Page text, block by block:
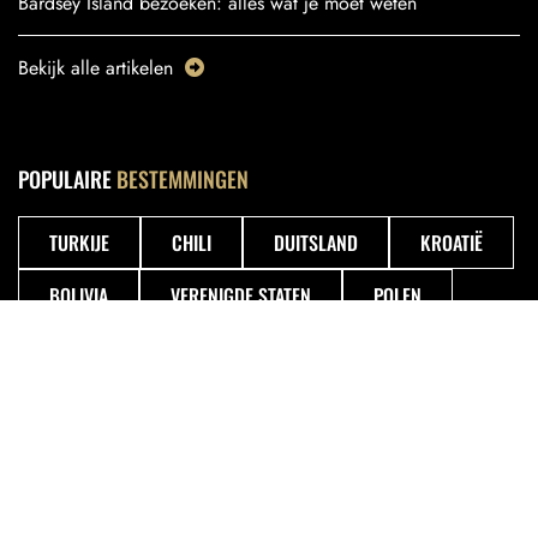
Bekijk alle artikelen
POPULAIREBESTEMMINGEN
TURKIJE CHILI DUITSLAND
KROATIË
BOLIVIA
VERENIGDE STATEN
POLEN